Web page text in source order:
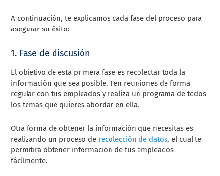
A continuación, te explicamos cada fase del proceso para
asegurar su éxito:
1. Fase de discusión
El objetivo de esta primera fase es recolectar toda la
información que sea posible. Ten reuniones de forma
regular con tus empleados y realiza un programa de todos
los temas que quieres abordar en ella.
Otra forma de obtener la información que necesitas es
realizando un proceso de recolección de datos, el cual te
permitirá obtener información de tus empleados
fácilmente.